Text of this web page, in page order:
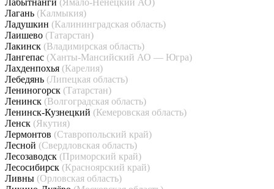
Лабытнанги (Ямало-Ненецкий АО)
Лагань (Калмыкия)
Ладушкин (Калининградская область)
Лаишево (Татарстан)
Лакинск (Владимирская область)
Лангепас (Ханты-Мансийский АО — Югра)
Лахденпохья (Карелия)
Лебедянь (Липецкая область)
Лениногорск (Татарстан)
Ленинск (Волгоградская область)
Ленинск-Кузнецкий (Кемеровская область)
Ленск (Якутия)
Лермонтов (Ставропольский край)
Лесной (Свердловская область)
Лесозаводск (Приморский край)
Лесосибирск (Красноярский край)
Ливны (Орловская область)